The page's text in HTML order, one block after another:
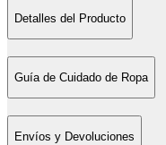
Detalles del Producto
Guía de Cuidado de Ropa
Envíos y Devoluciones